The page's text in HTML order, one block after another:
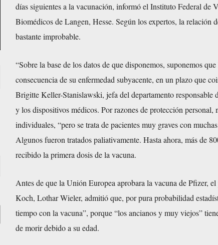
días siguientes a la vacunación, informó el Instituto Federal de
Biomédicos de Langen, Hesse. Según los expertos, la relación
bastante improbable.
“Sobre la base de los datos de que disponemos, suponemos
consecuencia de su enfermedad subyacente, en un plazo que
Brigitte Keller-Stanislawski, jefa del departamento responsable
y los dispositivos médicos. Por razones de protección personal,
individuales, “pero se trata de pacientes muy graves con
Algunos fueron tratados paliativamente. Hasta ahora, más de
recibido la primera dosis de la vacuna.
Antes de que la Unión Europea aprobara la vacuna de Pfizer,
Koch, Lothar Wieler, admitió que, por pura probabilidad
tiempo con la vacuna”, porque “los ancianos y muy viejos”
de morir debido a su edad.